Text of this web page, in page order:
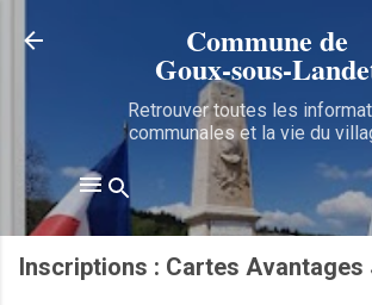
Accéder au contenu
Commune de
Retrouver toutes les
communales et la vie du
Inscriptions : Cartes Avantages